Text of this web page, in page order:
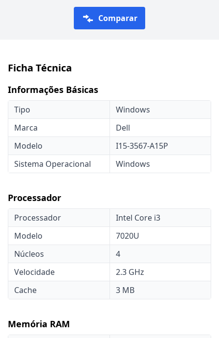
Comparar
Ficha Técnica
Informações Básicas
Tipo
Windows
Marca
Dell
Modelo
I15-3567-A15P
Sistema Operacional
Windows
Processador
Processador
Intel Core i3
Modelo
7020U
Núcleos
4
Velocidade
2.3 GHz
Cache
3 MB
Memória RAM